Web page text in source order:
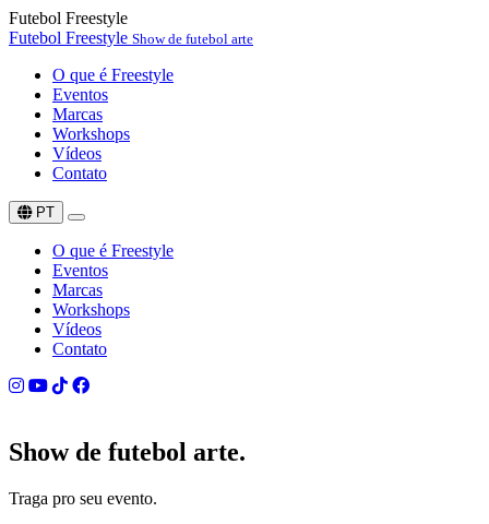
Futebol Freestyle
Futebol Freestyle Show de futebol arte
O que é Freestyle
Eventos
Marcas
Workshops
Vídeos
Contato
PT
O que é Freestyle
Eventos
Marcas
Workshops
Vídeos
Contato
Show de futebol arte.
Traga pro seu evento.